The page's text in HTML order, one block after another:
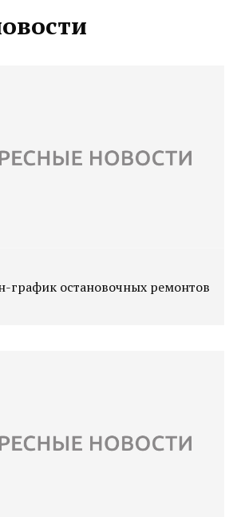
график остановочных ремонтов